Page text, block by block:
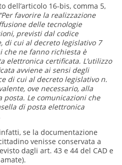
dell’articolo 16-bis, comma 5,
Per favorire la realizzazione
delle tecnologie
previsti dal codice
di cui al decreto legislativo 7
che ne fanno richiesta è
elettronica certificata. L’utilizzo
avviene ai sensi degli
di cui al decreto legislativo n.
ove necessario, alla
Le comunicazioni che
di posta elettronica
se la documentazione
venisse conservata a
dagli art. 43 e 44 del CAD e